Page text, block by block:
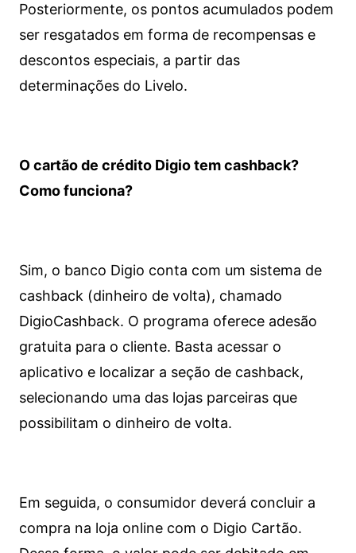
Posteriormente, os pontos acumulados podem
ser resgatados em forma de recompensas e
descontos especiais, a partir das
determinações do Livelo.
O cartão de crédito Digio tem cashback?
Como funciona?
Sim, o banco Digio conta com um sistema de
cashback (dinheiro de volta), chamado
DigioCashback. O programa oferece adesão
gratuita para o cliente. Basta acessar o
aplicativo e localizar a seção de cashback,
selecionando uma das lojas parceiras que
possibilitam o dinheiro de volta.
Em seguida, o consumidor deverá concluir a
compra na loja online com o Digio Cartão.